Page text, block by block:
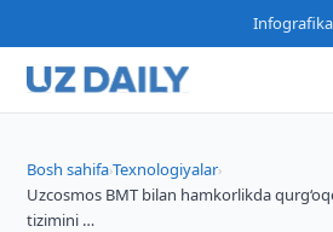
Infografika
Bosh sahifa›Texnologiyalar›
Uzcosmos BMT bilan hamkorlikda
tizimini …